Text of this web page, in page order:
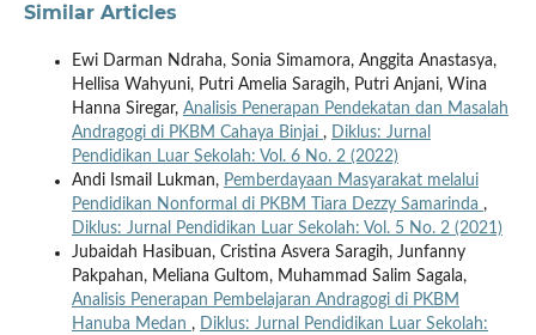
Similar Articles
Ewi Darman Ndraha, Sonia Simamora, Anggita Anastasya,
Hellisa Wahyuni, Putri Amelia Saragih, Putri Anjani, Wina
Hanna Siregar, Analisis Penerapan Pendekatan dan Masalah
Andragogi di PKBM Cahaya Binjai , Diklus: Jurnal
Pendidikan Luar Sekolah: Vol. 6 No. 2 (2022)
Andi Ismail Lukman, Pemberdayaan Masyarakat melalui
Pendidikan Nonformal di PKBM Tiara Dezzy Samarinda ,
Diklus: Jurnal Pendidikan Luar Sekolah: Vol. 5 No. 2 (2021)
Jubaidah Hasibuan, Cristina Asvera Saragih, Junfanny
Pakpahan, Meliana Gultom, Muhammad Salim Sagala,
Analisis Penerapan Pembelajaran Andragogi di PKBM
Hanuba Medan , Diklus: Jurnal Pendidikan Luar Sekolah: